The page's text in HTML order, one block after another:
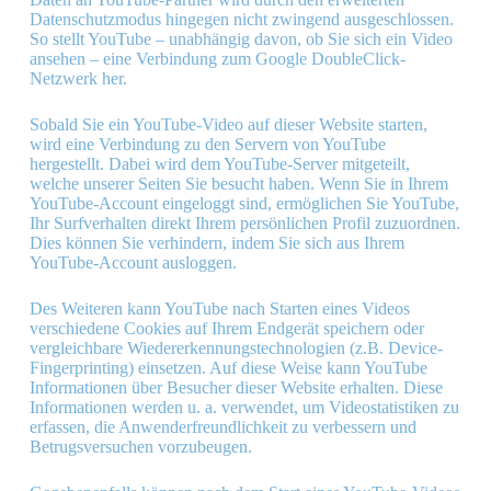
Datenschutzmodus hingegen nicht zwingend ausgeschlossen.
So stellt YouTube – unabhängig davon, ob Sie sich ein Video
ansehen – eine Verbindung zum Google DoubleClick-
Netzwerk her.
Sobald Sie ein YouTube-Video auf dieser Website starten,
wird eine Verbindung zu den Servern von YouTube
hergestellt. Dabei wird dem YouTube-Server mitgeteilt,
welche unserer Seiten Sie besucht haben. Wenn Sie in Ihrem
YouTube-Account eingeloggt sind, ermöglichen Sie YouTube,
Ihr Surfverhalten direkt Ihrem persönlichen Profil zuzuordnen.
Dies können Sie verhindern, indem Sie sich aus Ihrem
YouTube-Account ausloggen.
Des Weiteren kann YouTube nach Starten eines Videos
verschiedene Cookies auf Ihrem Endgerät speichern oder
vergleichbare Wiedererkennungstechnologien (z.B. Device-
Fingerprinting) einsetzen. Auf diese Weise kann YouTube
Informationen über Besucher dieser Website erhalten. Diese
Informationen werden u. a. verwendet, um Videostatistiken zu
erfassen, die Anwenderfreundlichkeit zu verbessern und
Betrugsversuchen vorzubeugen.